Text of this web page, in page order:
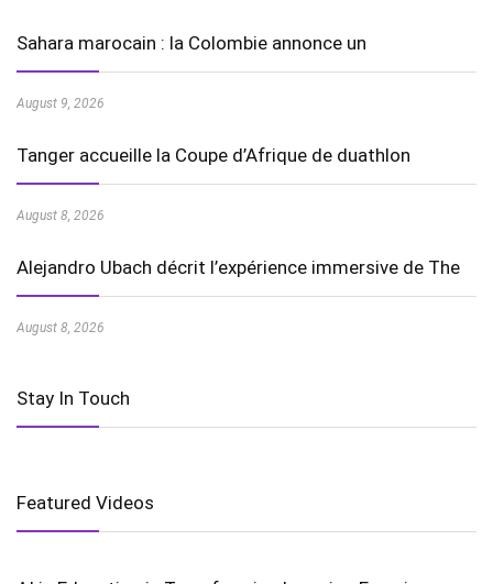
Sahara marocain : la Colombie annonce un
August 9, 2026
Tanger accueille la Coupe d’Afrique de duathlon
August 8, 2026
Alejandro Ubach décrit l’expérience immersive de The
August 8, 2026
Stay In Touch
Featured Videos